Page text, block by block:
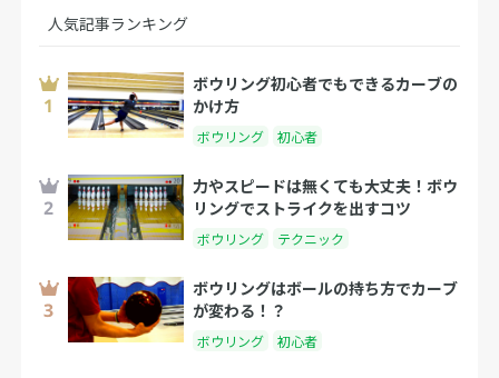
人気記事ランキング
ボウリング初心者でもできるカーブの
かけ方
ボウリング 初心者
力やスピードは無くても大丈夫！ボウ
リングでストライクを出すコツ
ボウリング テクニック
ボウリングはボールの持ち方でカーブ
が変わる！？
ボウリング 初心者